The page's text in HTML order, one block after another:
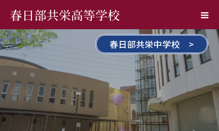
春日部共栄高等学校
春日部共栄中学校 >